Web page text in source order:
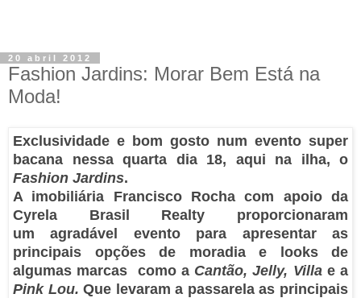
20 abril 2012
Fashion Jardins: Morar Bem Está na
Moda!
Exclusividade e bom gosto num evento super
bacana nessa quarta dia 18, aqui na ilha, o
Fashion Jardins.
A imobiliária Francisco Rocha com apoio da
Cyrela Brasil Realty proporcionaram
um agradável evento para apresentar as
principais opções de moradia e looks de
algumas marcas como a Cantão, Jelly, Villae a
Pink Lou. Que levaram a passarela as principais